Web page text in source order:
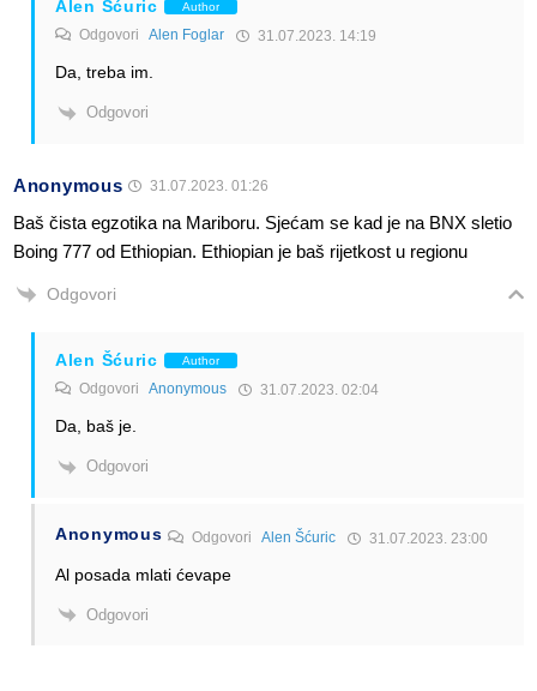
Alen Šćuric Author
Odgovori Alen Foglar 31.07.2023. 14:19
Da, treba im.
Odgovori
Anonymous 31.07.2023. 01:26
Baš čista egzotika na Mariboru. Sjećam se kad je na BNX sletio
Boing 777 od Ethiopian. Ethiopian je baš rijetkost u regionu
Odgovori
Alen Šćuric Author
Odgovori Anonymous 31.07.2023. 02:04
Da, baš je.
Odgovori
Anonymous OdgovoriAlen Šćuric 31.07.2023. 23:00
Al posada mlati ćevape
Odgovori